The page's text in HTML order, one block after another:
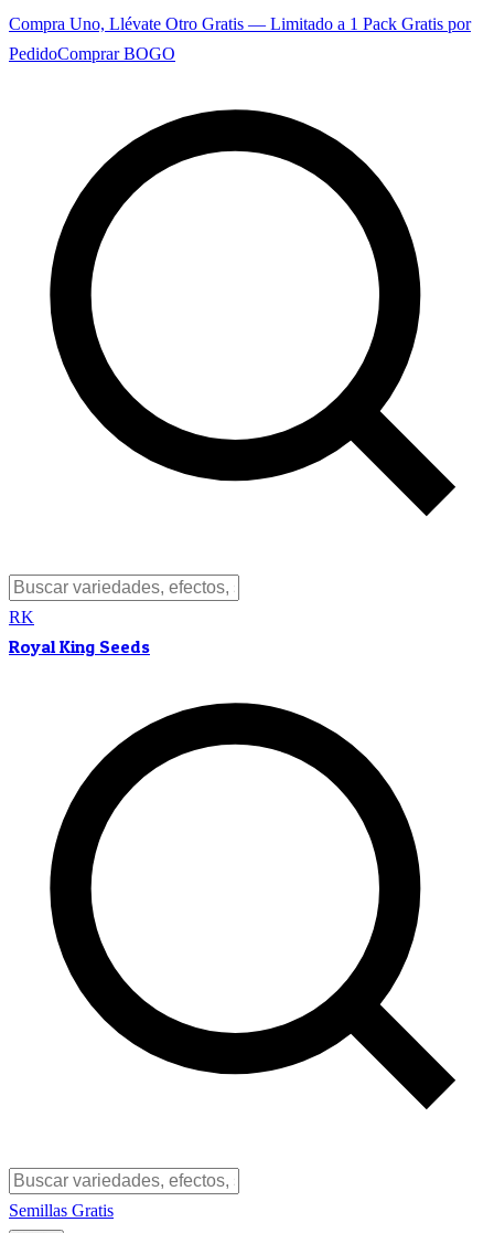
Compra Uno, Llévate Otro Gratis — Limitado a 1 Pack Gratis por
PedidoComprar BOGO
RK
Royal King Seeds
Semillas Gratis